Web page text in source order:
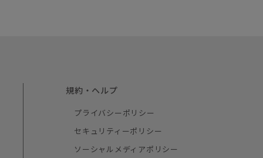
規約・ヘルプ
プライバシーポリシー
セキュリティーポリシー
ソーシャルメディアポリシー